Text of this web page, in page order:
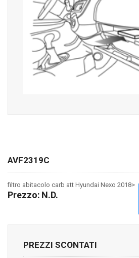
AVF2319C
filtro abitacolo carb att Hyundai Nexo 2018>
Prezzo: N.D.
PREZZI SCONTATI